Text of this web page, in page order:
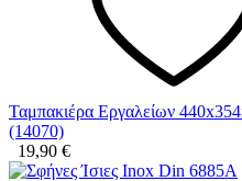
Ταμπακιέρα Εργαλείων
(14070)
19,90 €